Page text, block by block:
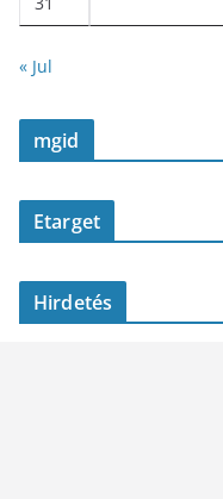
« Jul
mgid
Etarget
Hirdetés